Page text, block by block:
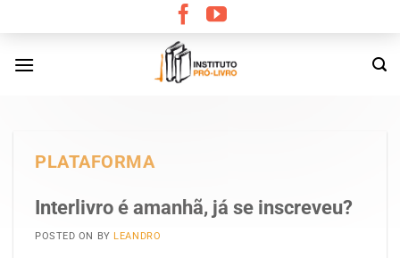
content
PLATAFORMA
Interlivro é amanhã, já se inscreveu?
POSTED ON BY LEANDRO